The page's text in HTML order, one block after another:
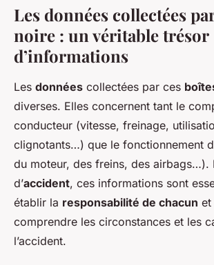
Les données collectées
noire : un véritable trésor
d’informations
Les données collectées par ces
diverses. Elles concernent tant le
conducteur (vitesse, freinage,
clignotants…) que le fonctionnement
du moteur, des freins, des airbags…).
d’accident, ces informations sont
établir la responsabilité de chacun et
comprendre les circonstances et les
l’accident.